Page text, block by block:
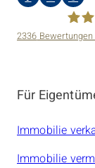
2336
Für
Immobilie
Immobilie